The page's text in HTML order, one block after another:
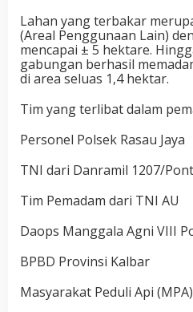
Lahan yang terbakar
(Areal Penggunaan Lain)
mencapai ± 5 hektare.
gabungan berhasil
di area seluas 1,4 hektar.
Tim yang terlibat dalam
Personel Polsek Rasau Jaya
TNI dari Danramil 1207/
Tim Pemadam dari TNI AU
Daops Manggala Agni VIII
BPBD Provinsi Kalbar
Masyarakat Peduli Api